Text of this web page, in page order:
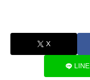
X
LINE